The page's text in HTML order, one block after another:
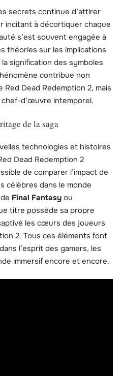
secrets continue d’attirer
incitant à décortiquer chaque
s’est souvent engagée à
théories sur les implications
signification des symboles
contribue non
Dead Redemption 2, mais
d’œuvre intemporel.
de la saga
technologies et histoires
Dead Redemption 2
de comparer l’impact de
célèbres dans le monde
Final Fantasy ou
titre possède sa propre
les cœurs des joueurs
2. Tous ces éléments font
l’esprit des gamers, les
immersif encore et encore.